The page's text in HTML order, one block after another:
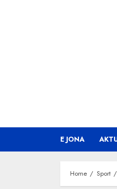
E JONA
Home Sport